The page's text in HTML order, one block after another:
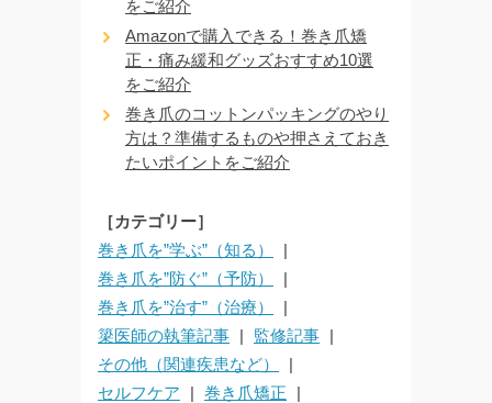
をご紹介
Amazonで購入できる！巻き爪矯
正・痛み緩和グッズおすすめ10選
をご紹介
巻き爪のコットンパッキングのやり
方は？準備するものや押さえておき
たいポイントをご紹介
［カテゴリー］
巻き爪を”学ぶ”（知る）
巻き爪を”防ぐ”（予防）
巻き爪を”治す”（治療）
簗医師の執筆記事
監修記事
その他（関連疾患など）
セルフケア
巻き爪矯正